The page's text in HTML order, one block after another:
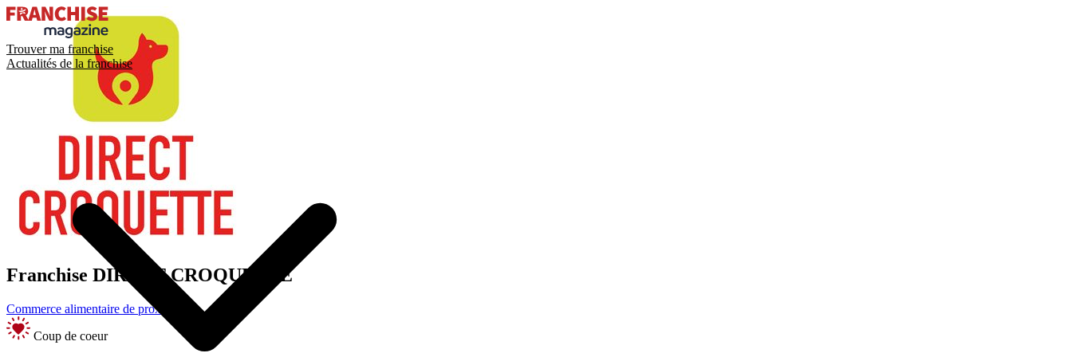
Trouver ma franchise
Actualités de la franchise
Franchise DIRECT CROQUETTE
Commerce alimentaire de proximité
Coup de coeur